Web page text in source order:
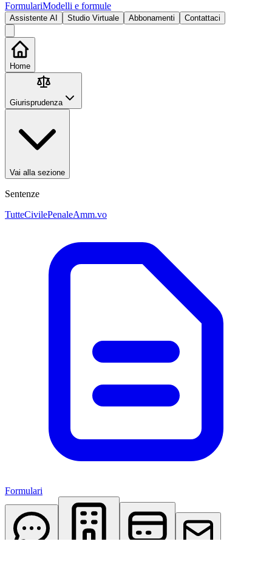
FormulariModelli e formule
Assistente AI Studio Virtuale Abbonamenti Contattaci
Home
Giurisprudenza
Vai alla sezione
Sentenze
TutteCivilePenaleAmm.vo
Formulari